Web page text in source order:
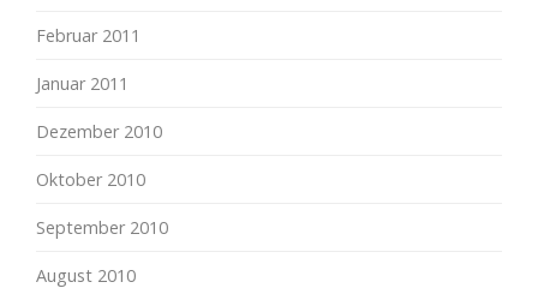
Februar 2011
Januar 2011
Dezember 2010
Oktober 2010
September 2010
August 2010